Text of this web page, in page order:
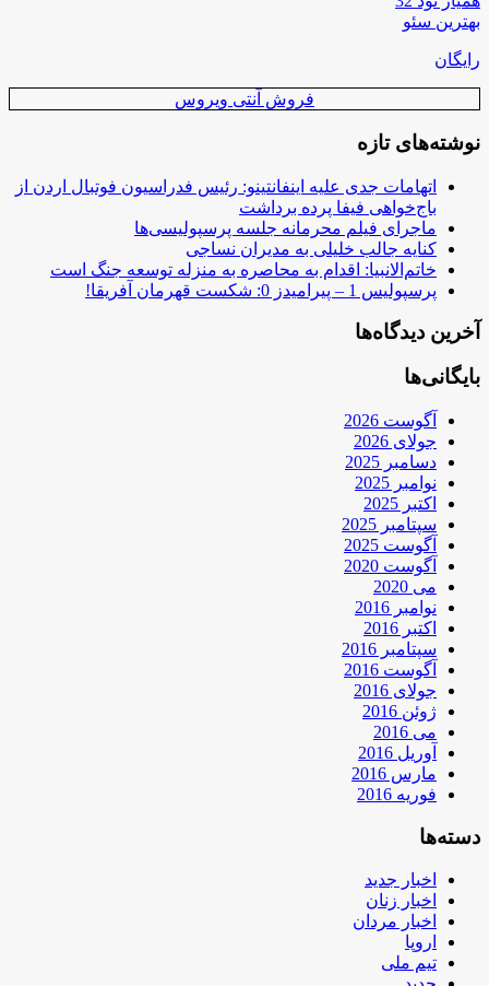
بهترین سئو
رایگان
فروش آنتی ویروس
نوشته‌های تازه
اتهامات جدی علیه اینفانتینو: رئیس فدراسیون فوتبال اردن از
باج‌خواهی فیفا پرده برداشت
ماجرای فیلم محرمانه جلسه پرسپولیسی‌ها
کنایه جالب خلیلی به مدیران نساجی
خاتم‌الانبیا: اقدام به محاصره به منزله توسعه جنگ است
پرسپولیس 1 – پیرامیدز 0: شکست قهرمان آفریقا!
آخرین دیدگاه‌ها
بایگانی‌ها
آگوست 2026
جولای 2026
دسامبر 2025
نوامبر 2025
اکتبر 2025
سپتامبر 2025
آگوست 2025
آگوست 2020
می 2020
نوامبر 2016
اکتبر 2016
سپتامبر 2016
آگوست 2016
جولای 2016
ژوئن 2016
می 2016
آوریل 2016
مارس 2016
فوریه 2016
دسته‌ها
اخبار جدید
اخبار زنان
اخبار مردان
اروپا
تیم ملی